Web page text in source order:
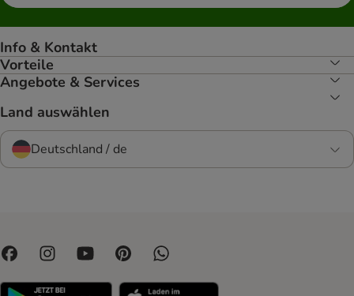
Info & Kontakt
Vorteile
Angebote & Services
Land auswählen
Deutschland / de